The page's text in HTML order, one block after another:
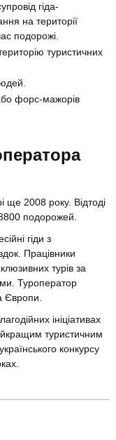
гіда-
на території
подорожі.
туристичних
форс-мажорів
ще 2008 року. Відтоді
подорожей.
гіди з
Працівники
турів за
Туроператор
Європи.
ініціативах
туристичним
конкурсу